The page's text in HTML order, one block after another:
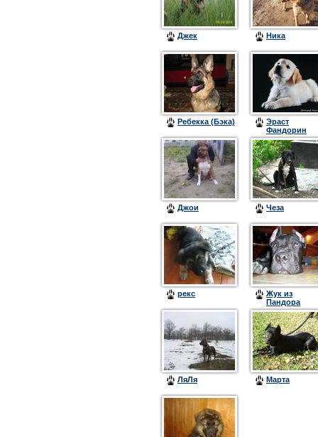
Джек Ника
Ребекка (Бэка)
Эраст
Фандорин
Герсталь
Аджент
Джои Чеза
рекс
Жук из
Пандора
ЛяЛя Марта